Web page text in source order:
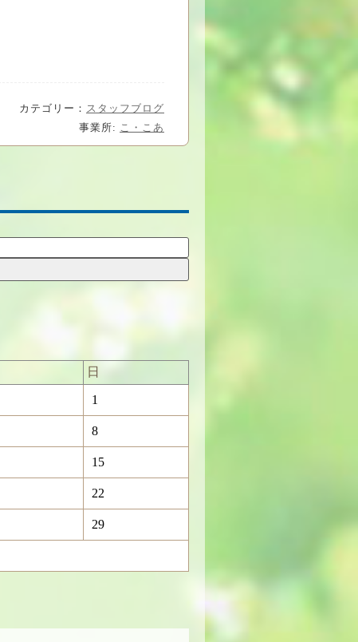
カテゴリー： スタッフブログ
事業所: こ・こあ
日
1
8
15
22
29